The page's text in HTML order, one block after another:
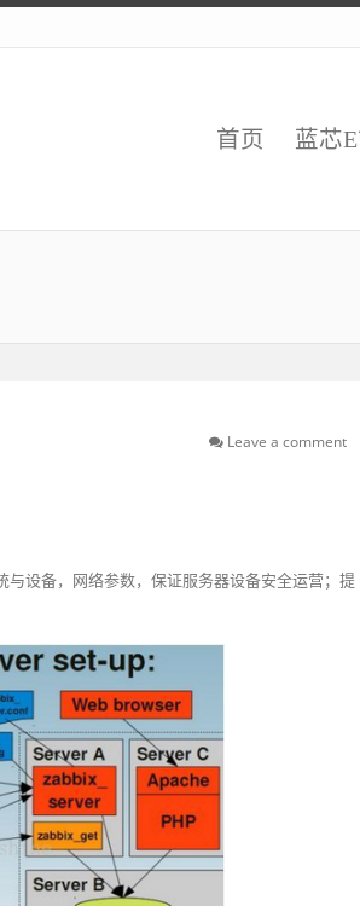
首页 蓝芯
Leave a comment
设备，网络参数，保证服务器设备安全运营；提